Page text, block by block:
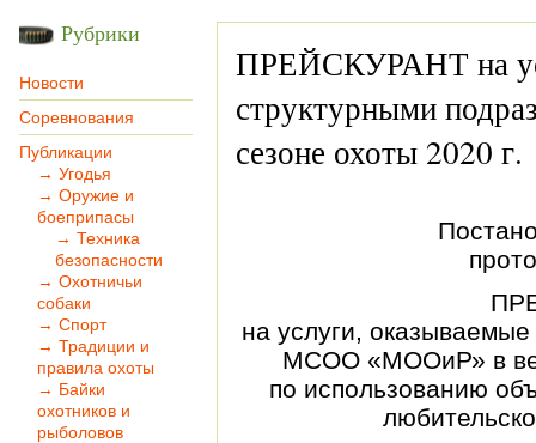
Рубрики
Новости
Соревнования
Публикации
→ Угодья
→ Оружие и
боеприпасы
→ Техника
безопасности
→ Охотничьи
собаки
→ Спорт
→ Традиции и
правила охоты
→ Байки
охотников и
рыболовов
ПРЕЙСКУРАНТ на
структурными
сезоне охоты 2020 г.
на услуги,
МСОО «МООиР» в
по использованию